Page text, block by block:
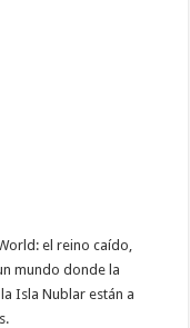
el reino caído,
mundo donde la
Isla Nublar están a